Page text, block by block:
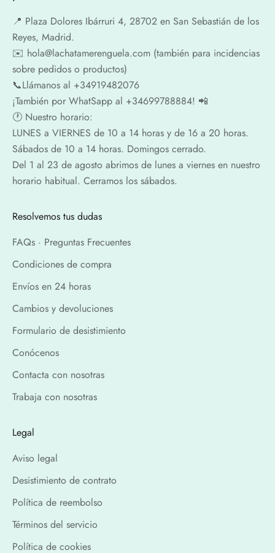
📍​ Plaza Dolores Ibárruri 4, 28702 en San Sebastián de los
Reyes, Madrid.
✉️​ hola@lachatamerenguela.com (también para incidencias
sobre pedidos o productos)
📞​​Llámanos al +34919482076
¡También por WhatSapp al +34699788884! 📲
🕐​ Nuestro horario:
LUNES a VIERNES de 10 a 14 horas y de 16 a 20 horas.
Sábados de 10 a 14 horas. Domingos cerrado.
Del 1 al 23 de agosto abrimos de lunes a viernes en nuestro
horario habitual. Cerramos los sábados.
Resolvemos tus dudas
FAQs · Preguntas Frecuentes
Condiciones de compra
Envíos en 24 horas
Cambios y devoluciones
Formulario de desistimiento
Conócenos
Contacta con nosotras
Trabaja con nosotras
Legal
Aviso legal
Desistimiento de contrato
Política de reembolso
Términos del servicio
Política de cookies